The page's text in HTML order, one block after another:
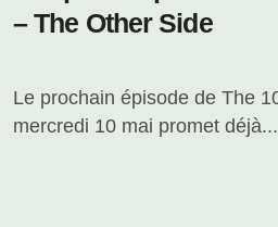
– The Other Side
Le prochain épisode de The 100 qui sera diffusé ce
mercredi 10 mai promet déjà...